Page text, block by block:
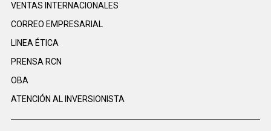
VENTAS INTERNACIONALES
CORREO EMPRESARIAL
LINEA ÉTICA
PRENSA RCN
OBA
ATENCIÓN AL INVERSIONISTA